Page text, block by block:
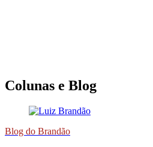
Colunas e Blog
Blog do Brandão